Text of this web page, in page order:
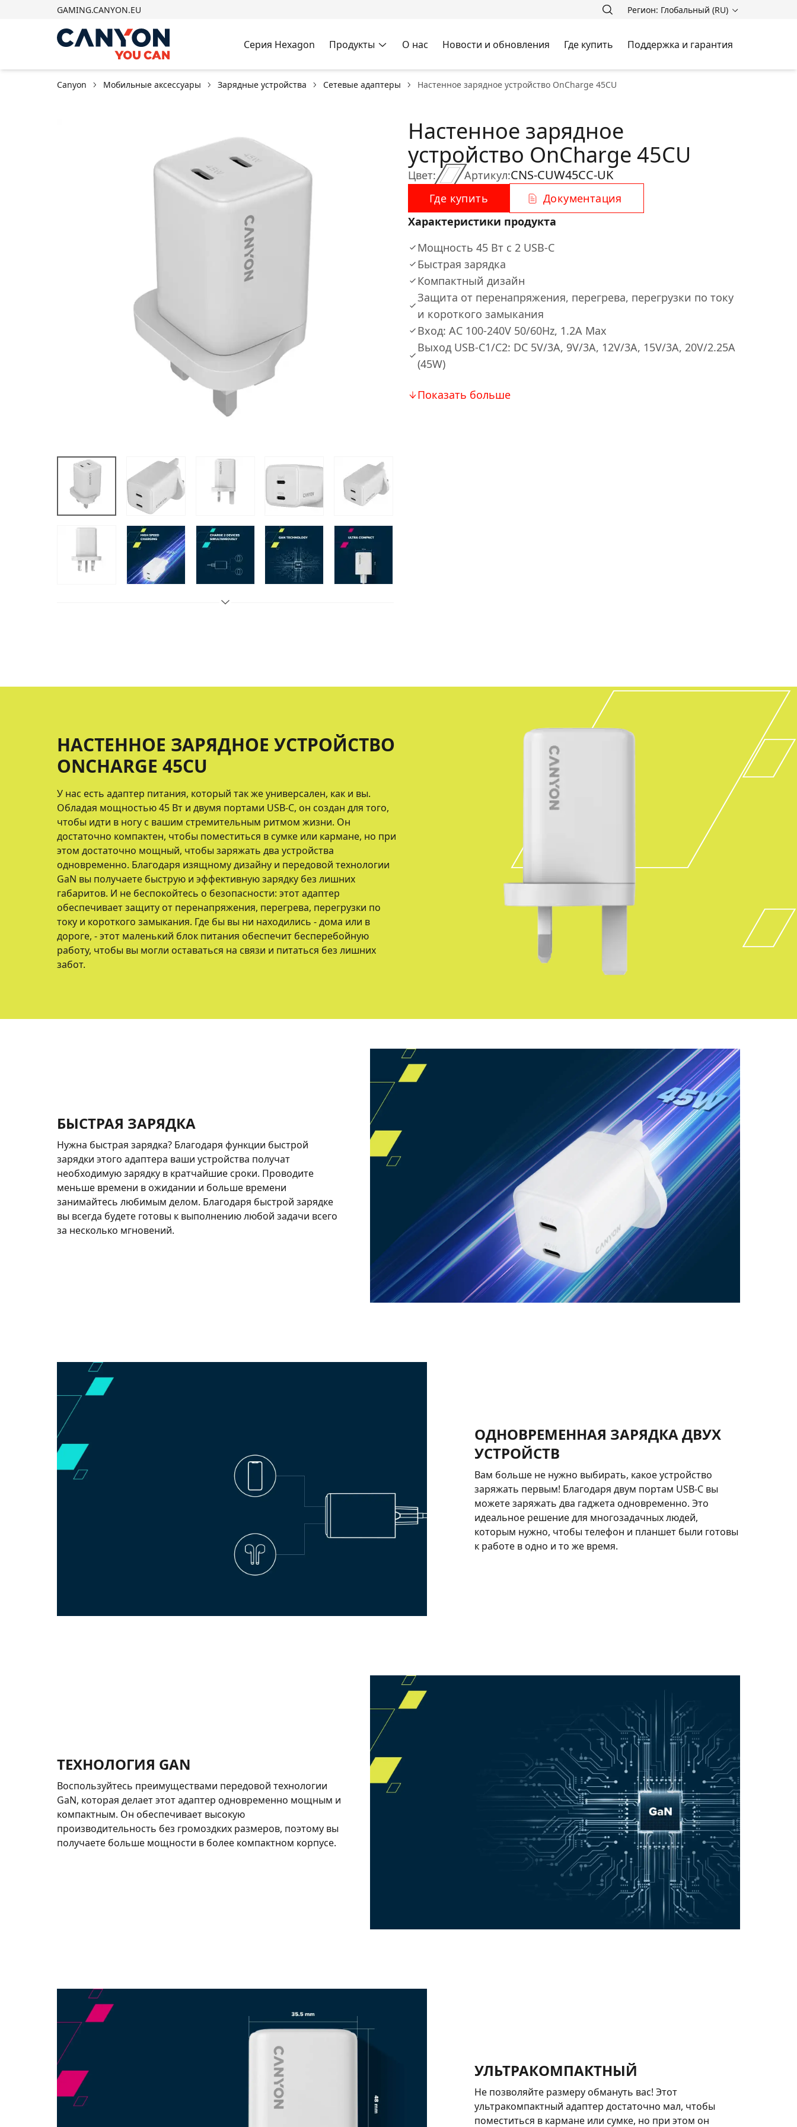
GAMING.CANYON.EU Регион: Глобальный (RU)
Серия Hexagon Продукты О нас Новости и обновления Где купить Поддержка и гарантия
Canyon Мобильные аксессуары Зарядные устройства Сетевые адаптеры Настенное зарядное устройство OnCharge 45CU
Цвет:
Настенное зарядное
устройство OnCharge 45CU
Артикул:CNS-CUW45CC-UK
Где купить
Документация
Характеристики продукта
Мощность 45 Вт с 2 USB-C
Быстрая зарядка
Компактный дизайн
Защита от перенапряжения, перегрева, перегрузки по току
и короткого замыкания
Вход: AC 100-240V 50/60Hz, 1.2A Max
Выход USB-C1/C2: DC 5V/3A, 9V/3A, 12V/3A, 15V/3A, 20V/2.25A
(45W)
Показать больше
НАСТЕННОЕ ЗАРЯДНОЕ УСТРОЙСТВО
ONCHARGE 45CU
У нас есть адаптер питания, который так же универсален, как и вы.
Обладая мощностью 45 Вт и двумя портами USB-C, он создан для того,
чтобы идти в ногу с вашим стремительным ритмом жизни. Он
достаточно компактен, чтобы поместиться в сумке или кармане, но при
этом достаточно мощный, чтобы заряжать два устройства
одновременно. Благодаря изящному дизайну и передовой технологии
GaN вы получаете быструю и эффективную зарядку без лишних
габаритов. И не беспокойтесь о безопасности: этот адаптер
обеспечивает защиту от перенапряжения, перегрева, перегрузки по
току и короткого замыкания. Где бы вы ни находились - дома или в
дороге, - этот маленький блок питания обеспечит бесперебойную
работу, чтобы вы могли оставаться на связи и питаться без лишних
забот.
БЫСТРАЯ ЗАРЯДКА
Нужна быстрая зарядка? Благодаря функции быстрой
зарядки этого адаптера ваши устройства получат
необходимую зарядку в кратчайшие сроки. Проводите
меньше времени в ожидании и больше времени
занимайтесь любимым делом. Благодаря быстрой зарядке
вы всегда будете готовы к выполнению любой задачи всего
за несколько мгновений.
ОДНОВРЕМЕННАЯ ЗАРЯДКА ДВУХ
УСТРОЙСТВ
Вам больше не нужно выбирать, какое устройство
заряжать первым! Благодаря двум портам USB-C вы
можете заряжать два гаджета одновременно. Это
идеальное решение для многозадачных людей,
которым нужно, чтобы телефон и планшет были готовы
к работе в одно и то же время.
ТЕХНОЛОГИЯ GAN
Воспользуйтесь преимуществами передовой технологии
GaN, которая делает этот адаптер одновременно мощным и
компактным. Он обеспечивает высокую
производительность без громоздких размеров, поэтому вы
получаете больше мощности в более компактном корпусе.
УЛЬТРАКОМПАКТНЫЙ
Не позволяйте размеру обмануть вас! Этот
ультракомпактный адаптер достаточно мал, чтобы
поместиться в кармане или сумке, но при этом он